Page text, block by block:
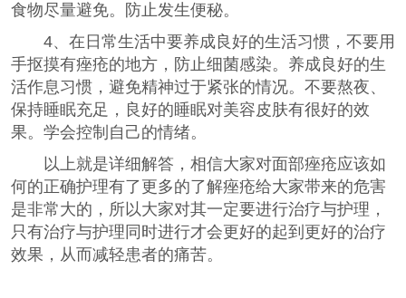
食物尽量避免。防止发生便秘。
4、在日常生活中要养成良好的生活习惯，不要用
手抠摸有痤疮的地方，防止细菌感染。养成良好的生
活作息习惯，避免精神过于紧张的情况。不要熬夜、
保持睡眠充足，良好的睡眠对美容皮肤有很好的效
果。学会控制自己的情绪。
以上就是详细解答，相信大家对面部痤疮应该如
何的正确护理有了更多的了解痤疮给大家带来的危害
是非常大的，所以大家对其一定要进行治疗与护理，
只有治疗与护理同时进行才会更好的起到更好的治疗
效果，从而减轻患者的痛苦。